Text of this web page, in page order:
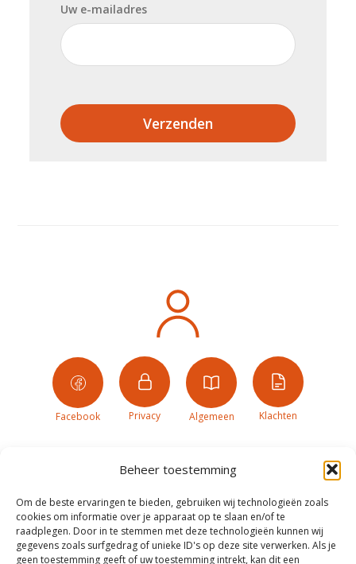
Beheer toestemming
Om de beste ervaringen te bieden, gebruiken wij technologieën zoals
cookies om informatie over je apparaat op te slaan en/of te
raadplegen. Door in te stemmen met deze technologieën kunnen wij
gegevens zoals surfgedrag of unieke ID's op deze site verwerken. Als je
geen toestemming geeft of uw toestemming intrekt, kan dit een
Uw e-mailadres
Verzenden
Facebook Privacy Algemeen Klachten